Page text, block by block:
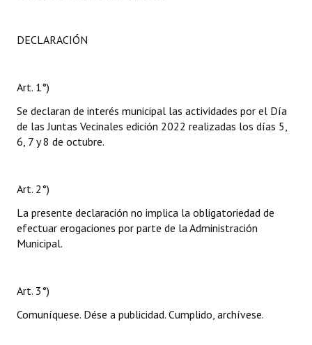
DECLARACIÓN
Art. 1°)
Se declaran de interés municipal las actividades por el Día
de las Juntas Vecinales edición 2022 realizadas los días 5,
6, 7 y 8 de octubre.
Art. 2°)
La presente declaración no implica la obligatoriedad de
efectuar erogaciones por parte de la Administración
Municipal.
Art. 3°)
Comuníquese. Dése a publicidad. Cumplido, archívese.